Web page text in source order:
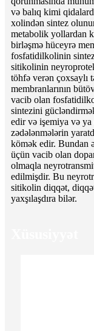
və balıq kimi
xolindən sintez
metabolik yollardan
birləşmə hüceyrə
fosfatidilkolinin
sitikolinin
töhfə verən çoxsaylı
membranlarının
vacib olan
sintezini
edir və işemiya və
zədələnmələrin
kömək edir. Bundan
üçün vacib olan
olmaqla
edilmişdir. Bu
sitikolin diqqət,
yaxşılaşdıra bilər.